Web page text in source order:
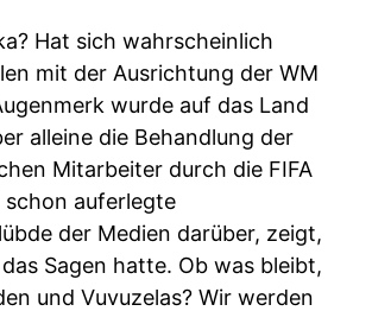
Hat sich wahrscheinlich
mit der Ausrichtung der WM
wurde auf das Land
alleine die Behandlung der
Mitarbeiter durch die FIFA
schon auferlegte
der Medien darüber, zeigt,
Sagen hatte. Ob was bleibt,
und Vuvuzelas? Wir werden